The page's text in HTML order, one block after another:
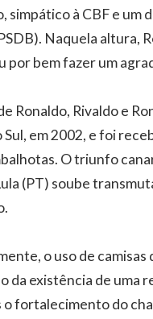
simpático à CBF e
Naquela altura,
por bem fazer um
Ronaldo, Rivaldo e
Sul, em 2002, e foi
O triunfo
(PT) soube
o uso de
da existência de uma
fortalecimento do